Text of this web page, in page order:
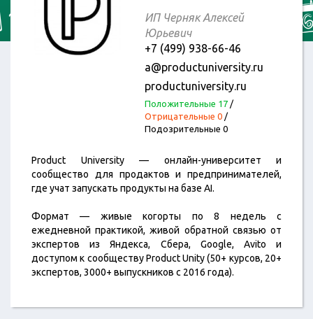
ИП Черняк Алексей
Юрьевич
+7 (499) 938-66-46
a@productuniversity.ru
productuniversity.ru
Положительные 17/
Отрицательные 0/
Подозрительные 0
Product University — онлайн-университет и
сообщество для продактов и предпринимателей,
где учат запускать продукты на базе AI.
Формат — живые когорты по 8 недель с
ежедневной практикой, живой обратной связью от
экспертов из Яндекса, Сбера, Google, Avito и
доступом к сообществу Product Unity (50+ курсов, 20+
экспертов, 3000+ выпускников с 2016 года).